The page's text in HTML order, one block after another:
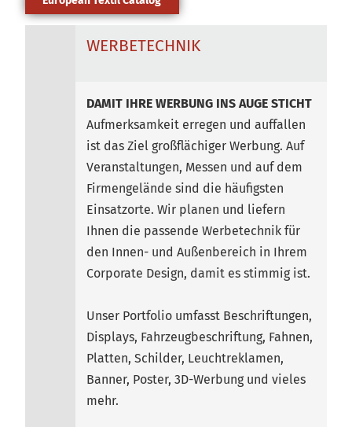
WERBETECHNIK
DAMIT IHRE WERBUNG INS AUGE STICHT
Aufmerksamkeit erregen und auffallen
ist das Ziel großflächiger Werbung. Auf
Veranstaltungen, Messen und auf dem
Firmengelände sind die häufigsten
Einsatzorte. Wir planen und liefern
Ihnen die passende Werbetechnik für
den Innen- und Außenbereich in Ihrem
Corporate Design, damit es stimmig ist.
Unser Portfolio umfasst Beschriftungen,
Displays, Fahrzeugbeschriftung, Fahnen,
Platten, Schilder, Leuchtreklamen,
Banner, Poster, 3D-Werbung und vieles
mehr.